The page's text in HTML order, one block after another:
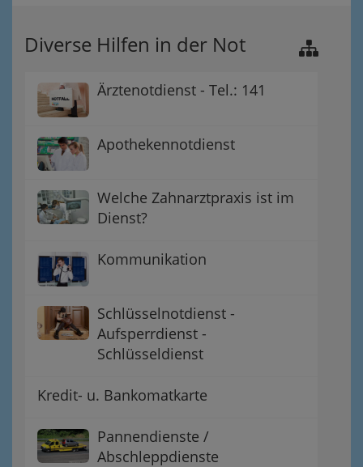
Diverse Hilfen in der Not
Ärztenotdienst - Tel.: 141
Apothekennotdienst
Welche Zahnarztpraxis ist im
Dienst?
Kommunikation
Schlüsselnotdienst -
Aufsperrdienst -
Schlüsseldienst
Kredit- u. Bankomatkarte
Pannendienste /
Abschleppdienste